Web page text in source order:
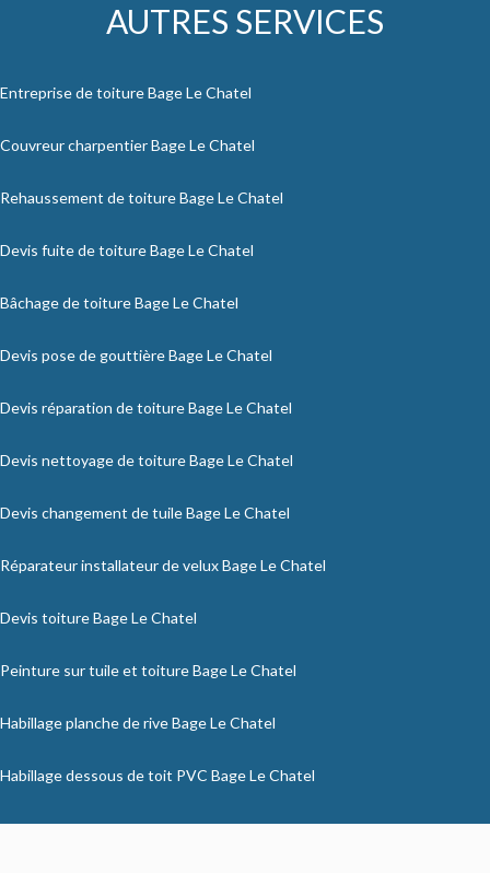
AUTRES SERVICES
Entreprise de toiture Bage Le Chatel
Couvreur charpentier Bage Le Chatel
Rehaussement de toiture Bage Le Chatel
Devis fuite de toiture Bage Le Chatel
Bâchage de toiture Bage Le Chatel
Devis pose de gouttière Bage Le Chatel
Devis réparation de toiture Bage Le Chatel
Devis nettoyage de toiture Bage Le Chatel
Devis changement de tuile Bage Le Chatel
Réparateur installateur de velux Bage Le Chatel
Devis toiture Bage Le Chatel
Peinture sur tuile et toiture Bage Le Chatel
Habillage planche de rive Bage Le Chatel
Habillage dessous de toit PVC Bage Le Chatel